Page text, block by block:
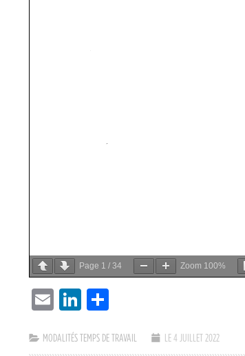
Page 1 / 34 Zoom 100%
EMAIL LINKEDIN
MODALITÉS TEMPS DE TRAVAIL LE 4 JUILLET 2022